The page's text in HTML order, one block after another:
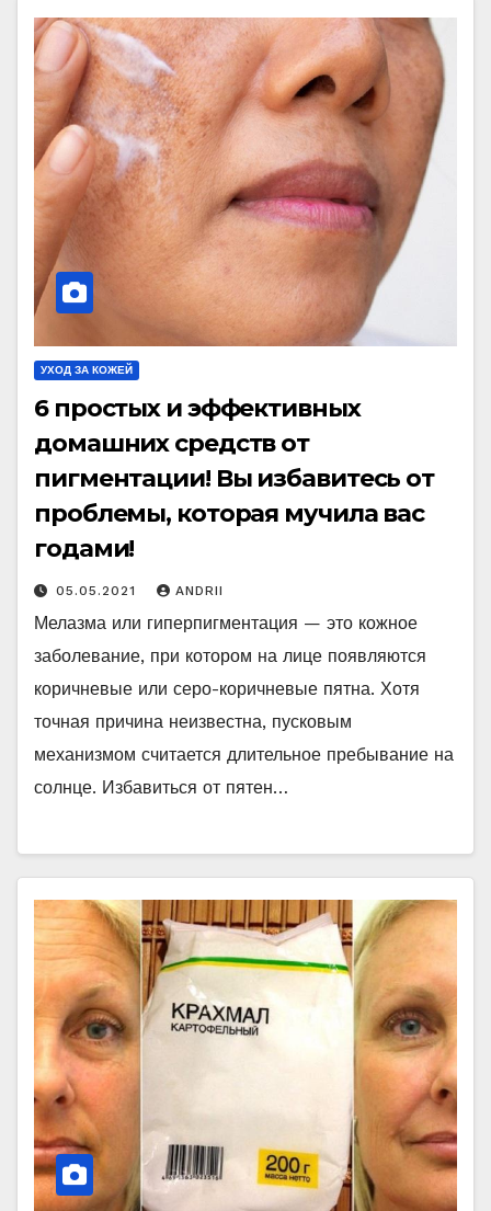
УХОД ЗА КОЖЕЙ
6 простых и эффективных
домашних средств от
пигментации! Вы избавитесь от
проблемы, которая мучила вас
годами!
05.05.2021 ANDRII
Мелазма или гиперпигментация — это кожное
заболевание, при котором на лице появляются
коричневые или серо-коричневые пятна. Хотя
точная причина неизвестна, пусковым
механизмом считается длительное пребывание на
солнце. Избавиться от пятен…